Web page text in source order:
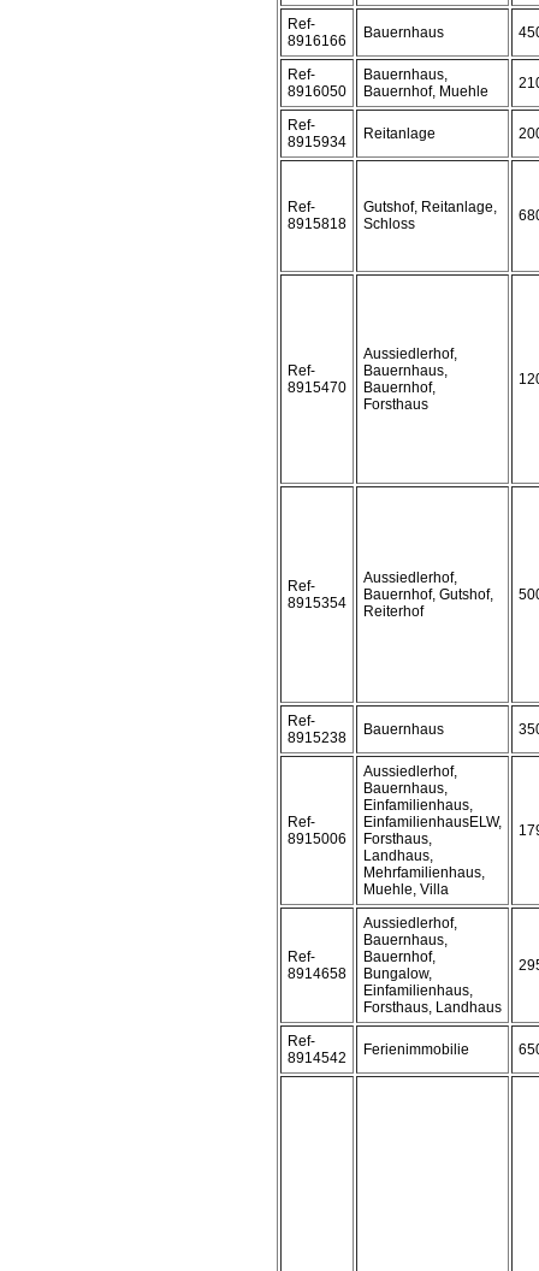
Ref-
8916166
Bauernhaus
Ref-
8916050
Bauernhaus,
Bauernhof, Muehle
Ref-
8915934
Reitanlage
Ref-
8915818
Gutshof, Reitanlage,
Schloss
Ref-
8915470
Aussiedlerhof,
Bauernhaus,
Bauernhof,
Forsthaus
Ref-
8915354
Aussiedlerhof,
Bauernhof, Gutshof,
Reiterhof
Ref-
8915238
Bauernhaus
Ref-
8915006
Aussiedlerhof,
Bauernhaus,
Einfamilienhaus,
EinfamilienhausELW,
Forsthaus,
Landhaus,
Mehrfamilienhaus,
Muehle, Villa
Ref-
8914658
Aussiedlerhof,
Bauernhaus,
Bauernhof,
Bungalow,
Einfamilienhaus,
Forsthaus, Landhaus
Ref-
8914542
Ferienimmobilie